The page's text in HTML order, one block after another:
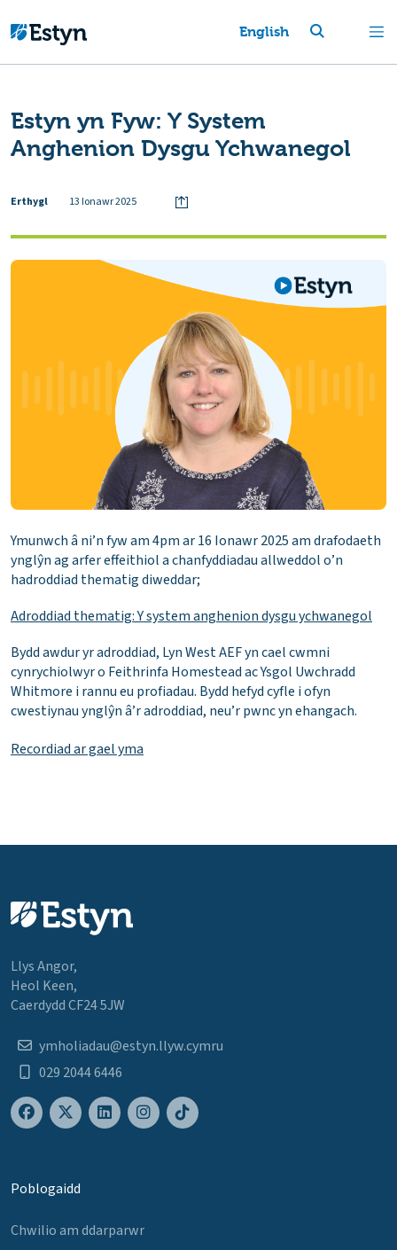
English
Estyn yn Fyw: Y System
Anghenion Dysgu Ychwanegol
Erthygl 13 Ionawr 2025
Ymunwch â ni’n fyw am 4pm ar 16 Ionawr 2025 am drafodaeth
ynglŷn ag arfer effeithiol a chanfyddiadau allweddol o’n
hadroddiad thematig diweddar;
Adroddiad thematig: Y system anghenion dysgu ychwanegol
Bydd awdur yr adroddiad, Lyn West AEF yn cael cwmni
cynrychiolwyr o Feithrinfa Homestead ac Ysgol Uwchradd
Whitmore i rannu eu profiadau. Bydd hefyd cyfle i ofyn
cwestiynau ynglŷn â’r adroddiad, neu’r pwnc yn ehangach.
Recordiad ar gael yma
Llys Angor,
Heol Keen,
Caerdydd CF24 5JW
ymholiadau@estyn.llyw.cymru
029 2044 6446
Poblogaidd
Chwilio am ddarparwr